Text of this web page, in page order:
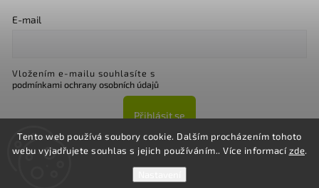
Tento web používá soubory cookie. Dalším procházením tohoto
webu vyjadřujete souhlas s jejich používáním.. Více informacízde.
E-mail
Vložením e-mailu souhlasíte s
podmínkami ochrany osobních údajů
Přihlásit se